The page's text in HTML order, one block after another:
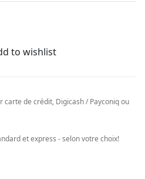
to wishlist
carte de crédit, Digicash / Payconiq ou
et express - selon votre choix!